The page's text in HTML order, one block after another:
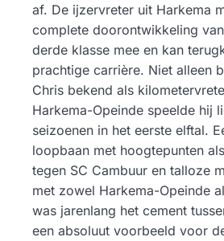
af. De ijzervreter uit Harkema
complete doorontwikkeling
derde klasse mee en kan
prachtige carrière. Niet alleen
Chris bekend als
Harkema-Opeinde speelde hij
seizoenen in het eerste elftal.
loopbaan met hoogtepunten
tegen SC Cambuur en talloze
met zowel Harkema-Opeinde
was jarenlang het cement
een absoluut voorbeeld voor